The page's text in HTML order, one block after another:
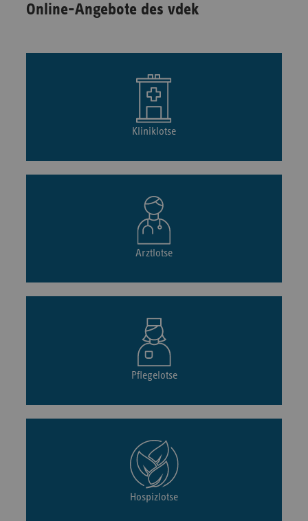
Online-Angebote des vdek
Kliniklotse
Arztlotse
Pflegelotse
Hospizlotse